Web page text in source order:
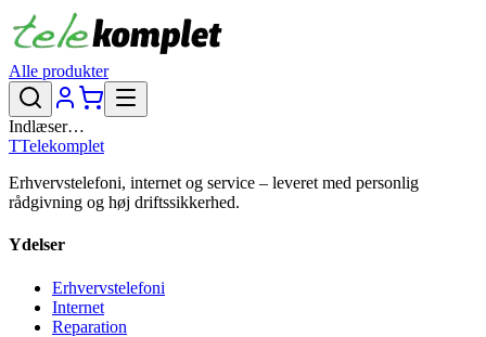
Alle produkter
Indlæser…
TTelekomplet
Erhvervstelefoni, internet og service – leveret med personlig
rådgivning og høj driftssikkerhed.
Ydelser
Erhvervstelefoni
Internet
Reparation